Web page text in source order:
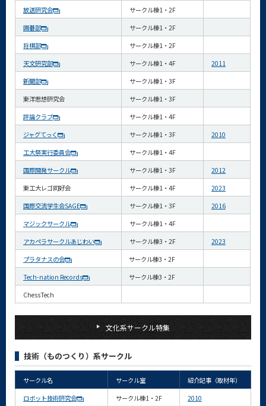
放送研究会
サークル棟1・2F
囲碁部
サークル棟1・2F
将棋部
サークル棟1・2F
天文研究部
サークル棟1・4F
2011
新聞部
サークル棟1・3F
東洋思想研究会
サークル棟1・3F
評論クラブ
サークル棟1・4F
ジャグてっく
サークル棟1・3F
2010
工大祭実行委員会
サークル棟1・4F
国際開発サークル
サークル棟1・3F
2012
東工大レゴ同好会
サークル棟1・4F
2023
国際交流学生会SAGE
サークル棟1・3F
2016
マジックサークル
サークル棟1・4F
アカペラサークルあじわい
サークル棟3・2F
2023
プラタナスの会
サークル棟3・2F
Tech-nation Records
サークル棟3・2F
ChessTech
文化系サークル特集
技術（ものつくり）系サークル
サークル名 サークル室
紹介記事（取材年）
ロボット技術研究会
サークル棟1・2F
2010